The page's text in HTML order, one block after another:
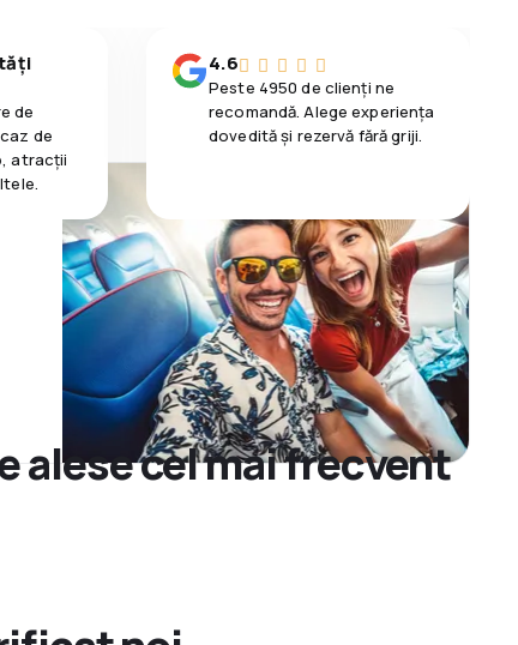
de
de
atracții
4.6
Peste 4950 de clienți ne
recomandă. Alege experiența
dovedită și rezervă fără griji.
alese cel mai frecvent